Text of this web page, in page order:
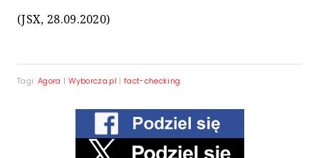
(JSX, 28.09.2020)
Tagi: Agora | Wyborcza.pl | fact-checking